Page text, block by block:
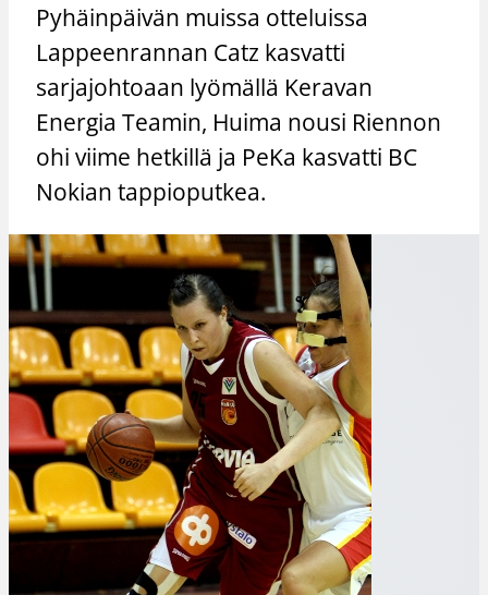
Pyhäinpäivän muissa otteluissa
Lappeenrannan Catz kasvatti
sarjajohtoaan lyömällä Keravan
Energia Teamin, Huima nousi Riennon
ohi viime hetkillä ja PeKa kasvatti BC
Nokian tappioputkea.